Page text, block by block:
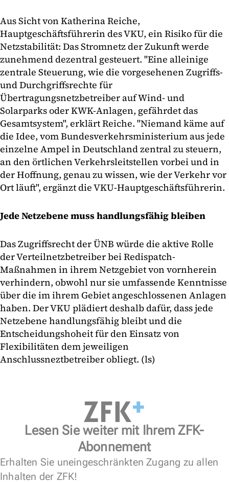
Aus Sicht von Katherina Reiche,
Hauptgeschäftsführerin des VKU, ein Risiko für die
Netzstabilität: Das Stromnetz der Zukunft werde
zunehmend dezentral gesteuert. "Eine alleinige
zentrale Steuerung, wie die vorgesehenen Zugriffs-
und Durchgriffsrechte für
Übertragungsnetzbetreiber auf Wind- und
Solarparks oder KWK-Anlagen, gefährdet das
Gesamtsystem", erklärt Reiche. "Niemand käme auf
die Idee, vom Bundesverkehrsministerium aus jede
einzelne Ampel in Deutschland zentral zu steuern,
an den örtlichen Verkehrsleitstellen vorbei und in
der Hoffnung, genau zu wissen, wie der Verkehr vor
Ort läuft", ergänzt die VKU-Hauptgeschäftsführerin.
Jede Netzebene muss handlungsfähig bleiben
Das Zugriffsrecht der ÜNB würde die aktive Rolle
der Verteilnetzbetreiber bei Redispatch-
Maßnahmen in ihrem Netzgebiet von vornherein
verhindern, obwohl nur sie umfassende Kenntnisse
über die im ihrem Gebiet angeschlossenen Anlagen
haben. Der VKU plädiert deshalb dafür, dass jede
Netzebene handlungsfähig bleibt und die
Entscheidungshoheit für den Einsatz von
Flexibilitäten dem jeweiligen
Anschlussneztbetreiber obliegt. (ls)
Lesen Sie weiter mit Ihrem ZFK-
Abonnement
Erhalten Sie uneingeschränkten Zugang zu allen
Inhalten der ZFK!